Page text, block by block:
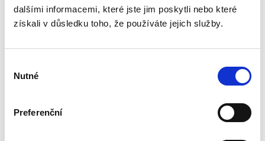
dalšími informacemi, které jste jim poskytli nebo které
získali v důsledku toho, že používáte jejich služby.
souhlasu
Nutné
Preferenční
velké novely č. 286/2021 Sb. účinné od 1. 1.
2022, která přinesla například zastavení
bezvýsledně, aktivním dlužníkům pomohla
movitých věcí různými exekutory, přinesla